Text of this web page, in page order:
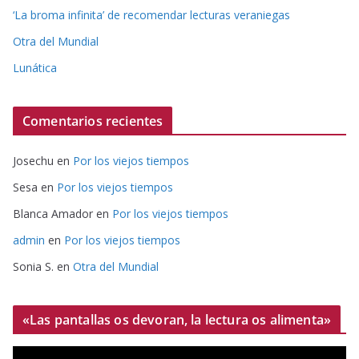
‘La broma infinita’ de recomendar lecturas veraniegas
Otra del Mundial
Lunática
Comentarios recientes
Josechu en Por los viejos tiempos
Sesa en Por los viejos tiempos
Blanca Amador en Por los viejos tiempos
admin en Por los viejos tiempos
Sonia S. en Otra del Mundial
«Las pantallas os devoran, la lectura os alimenta»